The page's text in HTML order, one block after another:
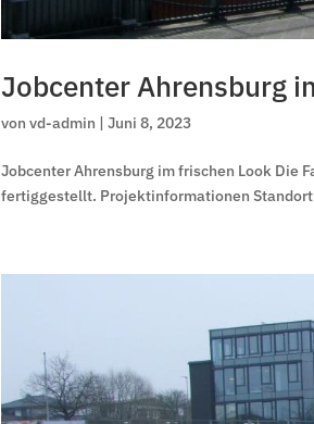
Jobcenter Ahrensburg
vonvd-admin |Juni 8, 2023
Jobcenter Ahrensburg im frischen Look Die
fertiggestellt. Projektinformationen